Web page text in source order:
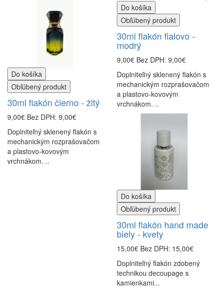
Do košíka
Obľúbený produkt
30ml flakón čierno - žltý
9,00€ Bez DPH: 9,00€
Doplniteľný sklenený flakón s
mechanickým rozprašovačom
a plastovo-kovovým
vrchnákom. ..
Do košíka
Obľúbený produkt
30ml flakón fialovo -
modrý
9,00€ Bez DPH: 9,00€
Doplniteľný sklenený flakón s
mechanickým rozprašovačom
a plastovo-kovovým
vrchnákom. ..
Do košíka
Obľúbený produkt
30ml flakón hand made
biely - kvety
15,00€ Bez DPH: 15,00€
Doplniteľný flakón zdobený
technikou decoupage s
kamienkami...